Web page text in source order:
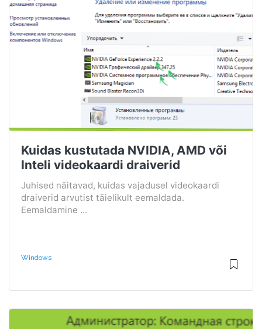
Kuidas kustutada NVIDIA, AMD või
Inteli videokaardi draiverid
Juhised näitavad, kuidas vajadusel videokaardi
draiverid arvutist täielikult eemaldada.
Eemaldamine ...
Windows